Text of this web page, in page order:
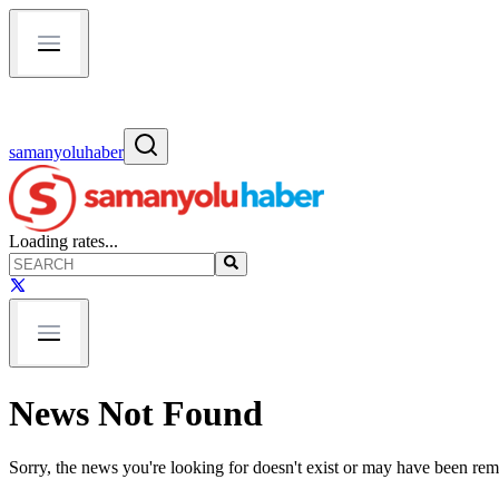
samanyoluhaber
Loading rates...
News Not Found
Sorry, the news you're looking for doesn't exist or may have been